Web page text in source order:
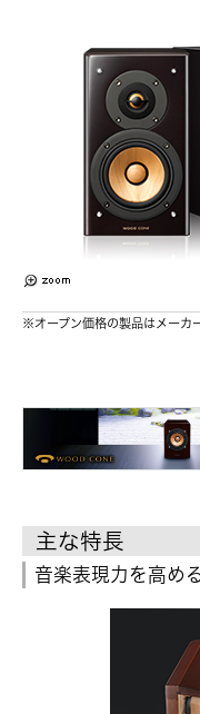
※オープン価格の製品はメーカ
主な特長
音楽表現力を高め